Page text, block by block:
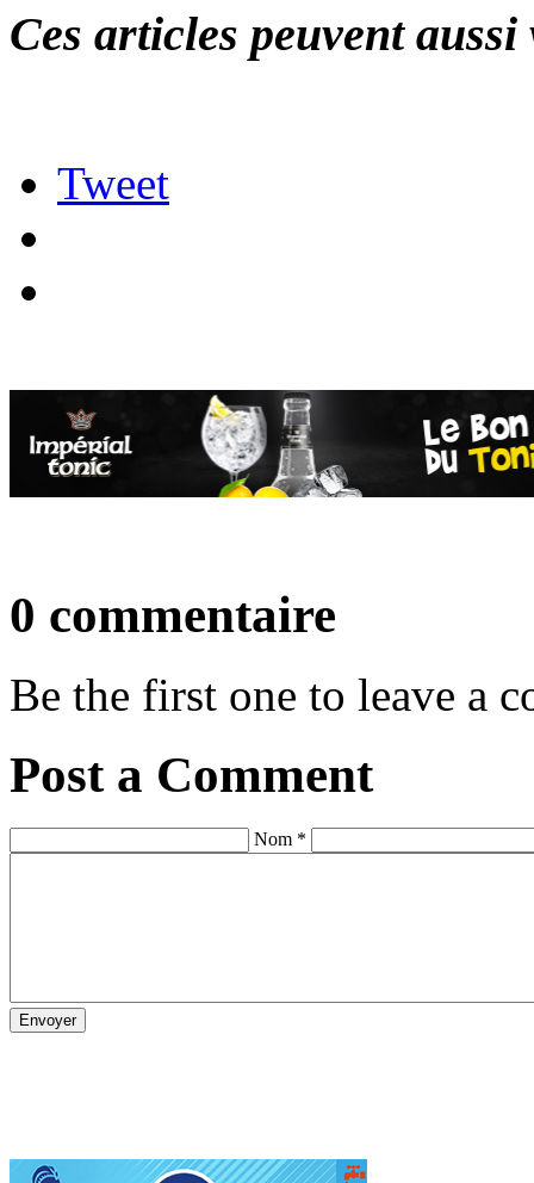
Ces articles peuvent
Tweet
0 commentaire
Be the first one to leave a
Post a Comment
Nom *